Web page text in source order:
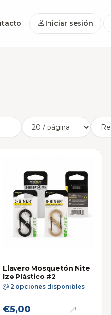
Iniciar sesión
Llavero Mosquetón Nite
Ize Plástico #2
2 opciones disponibles
€5,00